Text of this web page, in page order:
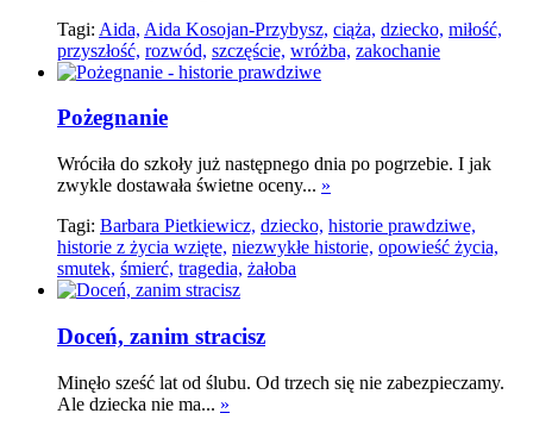
Tagi: Aida, Aida Kosojan-Przybysz, ciąża, dziecko, miłość,
przyszłość, rozwód, szczęście, wróżba, zakochanie
Pożegnanie
Wróciła do szkoły już następnego dnia po pogrzebie. I jak
zwykle dostawała świetne oceny... »
Tagi: Barbara Pietkiewicz, dziecko, historie prawdziwe,
historie z życia wzięte, niezwykłe historie, opowieść życia,
smutek, śmierć, tragedia, żałoba
Doceń, zanim stracisz
Minęło sześć lat od ślubu. Od trzech się nie zabezpieczamy.
Ale dziecka nie ma... »